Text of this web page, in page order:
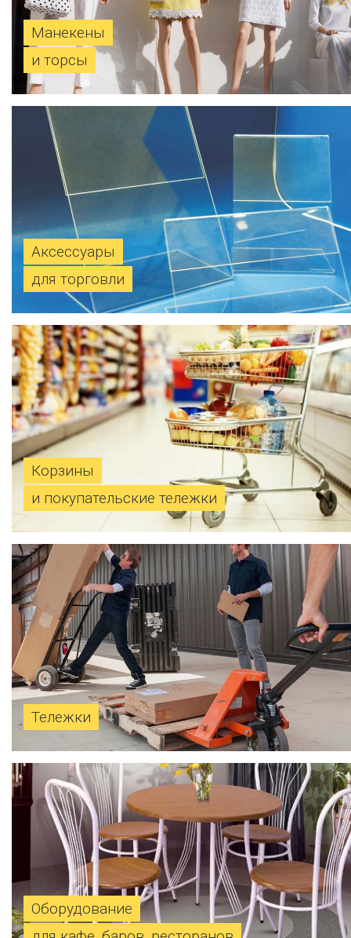
Манекены
и торсы
Аксессуары
для торговли
Корзины
и покупательские тележки
Тележки
Оборудование